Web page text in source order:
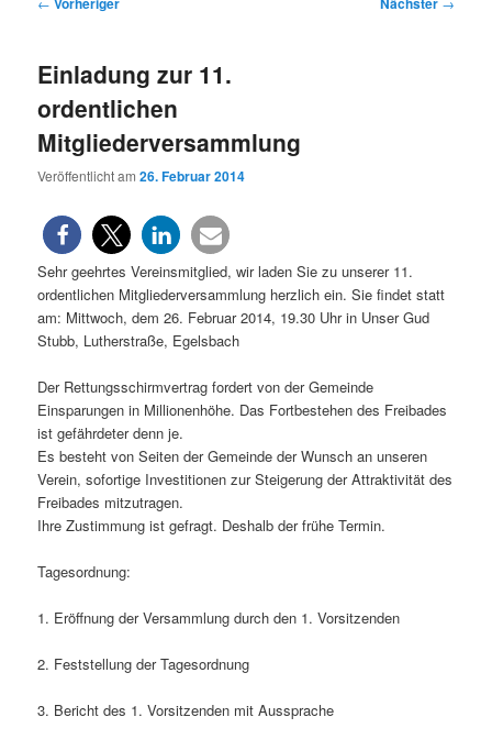
Einladung zur 11.
ordentlichen
Mitgliederversammlung
Veröffentlicht am26. Februar 2014
Sehr geehrtes Vereinsmitglied, wir laden Sie zu unserer 11.
ordentlichen Mitgliederversammlung herzlich ein. Sie findet statt
am: Mittwoch, dem 26. Februar 2014, 19.30 Uhr in Unser Gud
Stubb, Lutherstraße, Egelsbach
Der Rettungsschirmvertrag fordert von der Gemeinde
Einsparungen in Millionenhöhe. Das Fortbestehen des Freibades
ist gefährdeter denn je.
Es besteht von Seiten der Gemeinde der Wunsch an unseren
Verein, sofortige Investitionen zur Steigerung der Attraktivität des
Freibades mitzutragen.
Ihre Zustimmung ist gefragt. Deshalb der frühe Termin.
Tagesordnung:
1. Eröffnung der Versammlung durch den 1. Vorsitzenden
2. Feststellung der Tagesordnung
3. Bericht des 1. Vorsitzenden mit Aussprache